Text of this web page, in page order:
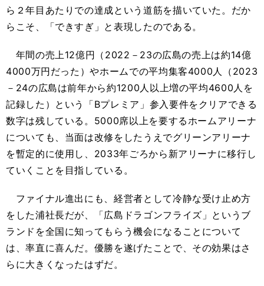
ら２年目あたりでの達成という道筋を描いていた。だか
らこそ、「できすぎ」と表現したのである。
年間の売上12億円（2022－23の広島の売上は約14億
4000万円だった）やホームでの平均集客4000人（2023
－24の広島は前年から約1200人以上増の平均4600人を
記録した）という「Bプレミア」参入要件をクリアできる
数字は残している。5000席以上を要するホームアリーナ
についても、当面は改修をしたうえでグリーンアリーナ
を暫定的に使用し、2033年ごろから新アリーナに移行し
ていくことを目指している。
ファイナル進出にも、経営者として冷静な受け止め方
をした浦社長だが、「広島ドラゴンフライズ」というブ
ランドを全国に知ってもらう機会になることについて
は、率直に喜んだ。優勝を遂げたことで、その効果はさ
らに大きくなったはずだ。